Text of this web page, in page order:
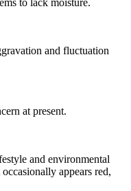
to lack moisture.
and fluctuation
at present.
and environmental
appears red,